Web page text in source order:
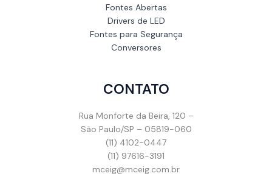
Fontes Abertas
Drivers de LED
Fontes para Segurança
Conversores
CONTATO
Rua Monforte da Beira, 120 –
São Paulo/SP – 05819-060
(11) 4102-0447
(11) 97616-3191
mceig@mceig.com.br